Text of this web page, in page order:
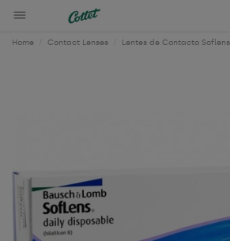
Home Contact Lenses Lentes de Contacto